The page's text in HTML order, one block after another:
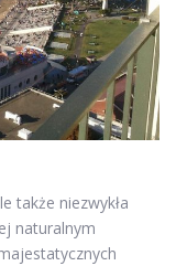
także niezwykła
naturalnym